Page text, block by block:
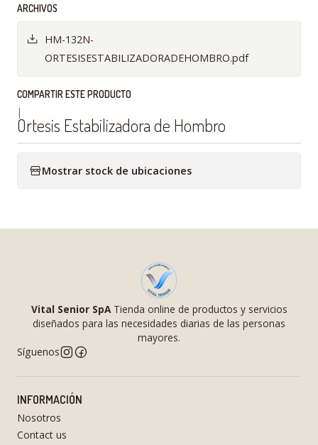
ARCHIVOS
HM-132N-
ORTESISESTABILIZADORADEHOMBRO.pdf
COMPARTIR ESTE PRODUCTO
|
Ortesis Estabilizadora de Hombro
Mostrar stock de ubicaciones
Vital Senior SpATienda online de productos y servicios
diseñados para las necesidades diarias de las personas
mayores.
Síguenos
INFORMACIÓN
Nosotros
Contact us